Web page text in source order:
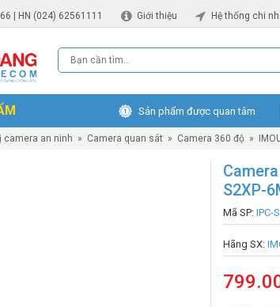
| HN (024) 62561111 Giới thiệu Hệ thống chi
Sản phẩm được quan tâm
camera an ninh » Camera quan sát » Camera 360 độ »
S2XP-
Mã SP: IPC-
Hãng SX: